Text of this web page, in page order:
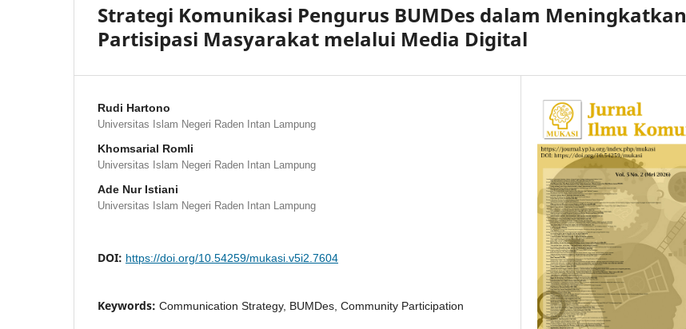
Strategi Komunikasi Pengurus BUMDes dalam Meningkatkan
Partisipasi Masyarakat melalui Media Digital
Rudi Hartono
Universitas Islam Negeri Raden Intan Lampung
Khomsarial Romli
Universitas Islam Negeri Raden Intan Lampung
Ade Nur Istiani
Universitas Islam Negeri Raden Intan Lampung
DOI: https://doi.org/10.54259/mukasi.v5i2.7604
Keywords: Communication Strategy, BUMDes, Community Participation